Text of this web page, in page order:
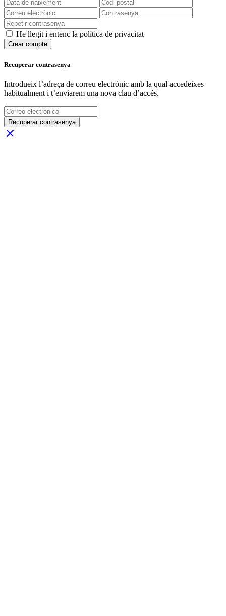
He llegit i entenc la política de privacitat
Crear compte
Recuperar contrasenya
Introdueix l’adreça de correu electrònic amb la qual accedeixes
habitualment i t’enviarem una nova clau d’accés.
Recuperar contrasenya
close